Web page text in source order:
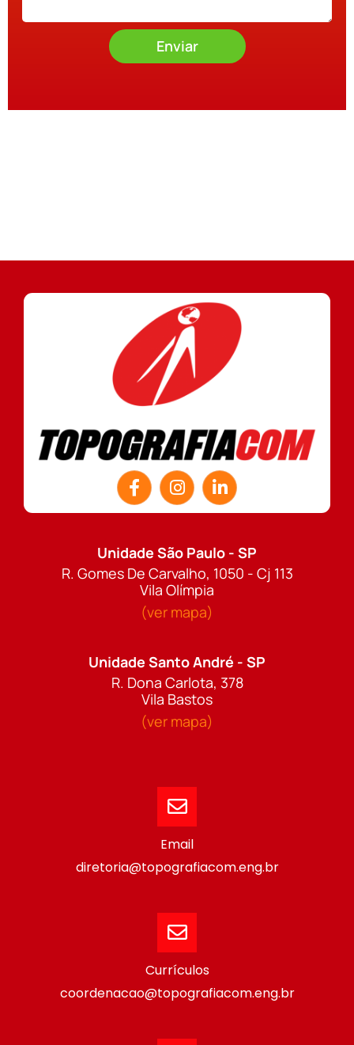
Enviar
Unidade São Paulo - SP
R. Gomes De Carvalho, 1050 - Cj 113
Vila Olímpia
(ver mapa)
Unidade Santo André - SP
R. Dona Carlota, 378
Vila Bastos
(ver mapa)
Email
diretoria@topografiacom.eng.br
Currículos
coordenacao@topografiacom.eng.br